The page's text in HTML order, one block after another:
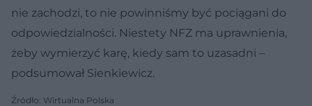
nie zachodzi, to nie powinniśmy być pociągani do
odpowiedzialności. Niestety NFZ ma uprawnienia,
żeby wymierzyć karę, kiedy sam to uzasadni –
podsumował Sienkiewicz.
Źródło: Wirtualna Polska